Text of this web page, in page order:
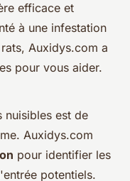
efficace et
à une infestation
Auxidys.com a
pour vous aider.
nuisibles est de
Auxidys.com
pour identifier les
potentiels.